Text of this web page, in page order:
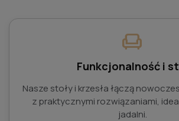
chair
Funkcjonalność i
Nasze stoły i krzesła łączą
z praktycznymi rozwiązaniami,
jadalni.